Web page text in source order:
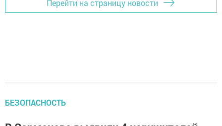
Перейти на страницу новости
БЕЗОПАСНОСТЬ